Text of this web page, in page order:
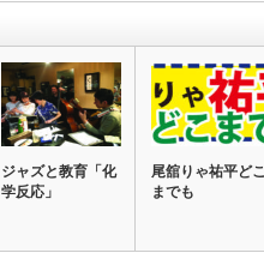
ジャズと教育「化
学反応」
尾舘りゃ祐平どこ
までも